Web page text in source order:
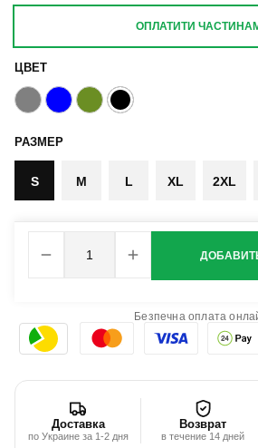
ЦВЕТ
РАЗМЕР
S M L XL 2XL
ОПЛАТИТИ
Безпечна оплата
Доставка
по Украине за 1-2 дня
Возврат
в течение 14 дней